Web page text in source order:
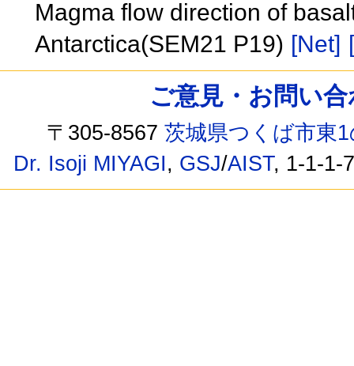
Magma flow direction of
Antarctica(SEM21 P19) [Net]
ご意見・お問い
〒305-8567茨城県つくば市東
Dr. Isoji MIYAGI, GSJ/AIST, 1-1-1-